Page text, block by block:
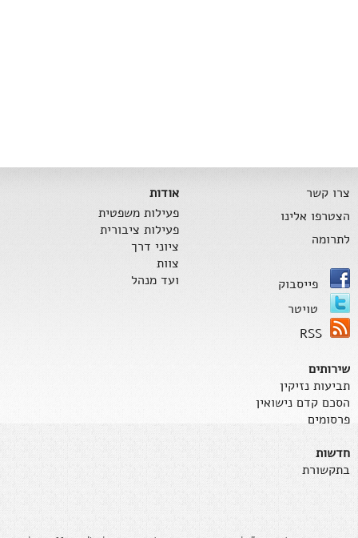
צרו קשר
הצטרפו אלינו
לתרומה
פייסבוק
טויטר
RSS
אודות
פעילות משפטית
פעילות ציבורית
ציוני דרך
צוות
ועד מנהל
שירותים
תביעות נזיקין
הסכם קדם נישואין
פרסומים
חדשות
בתקשורת